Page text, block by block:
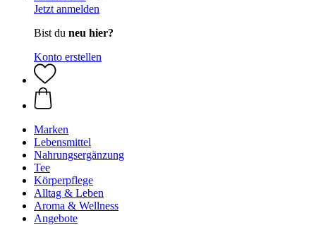
Jetzt anmelden
Bist du neu hier?
Konto erstellen
Marken
Lebensmittel
Nahrungsergänzung
Tee
Körperpflege
Alltag & Leben
Aroma & Wellness
Angebote